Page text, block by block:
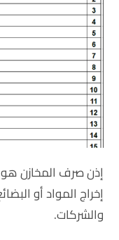
إذن صرف المخازن
إخراج المواد أو
والشركات.